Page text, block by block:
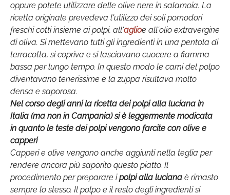
oppure potete utilizzare delle olive nere in salamoia. La
ricetta originale prevedeva l'utilizzo dei soli pomodori
freschi cotti insieme ai polpi, all'aglioe all'olio extravergine
di oliva. Si mettevano tutti gli ingredienti in una pentola di
terracotta, si copriva e si lasciavano cuocere a fiamma
bassa per lungo tempo. In questo modo le carni del polpo
diventavano tenerissime e la zuppa risultava molto
densa e saporosa.
Nel corso degli anni la ricetta dei polpi alla luciana in
Italia (ma non in Campania) si è leggermente modicata
in quanto le teste dei polpi vengono farcite con olive e
capperi
Capperi e olive vengono anche aggiunti nella teglia per
rendere ancora più saporito questo piatto. Il
procedimento per preparare ipolpi alla luciana è rimasto
sempre lo stesso. Il polpo e il resto degli ingredienti si